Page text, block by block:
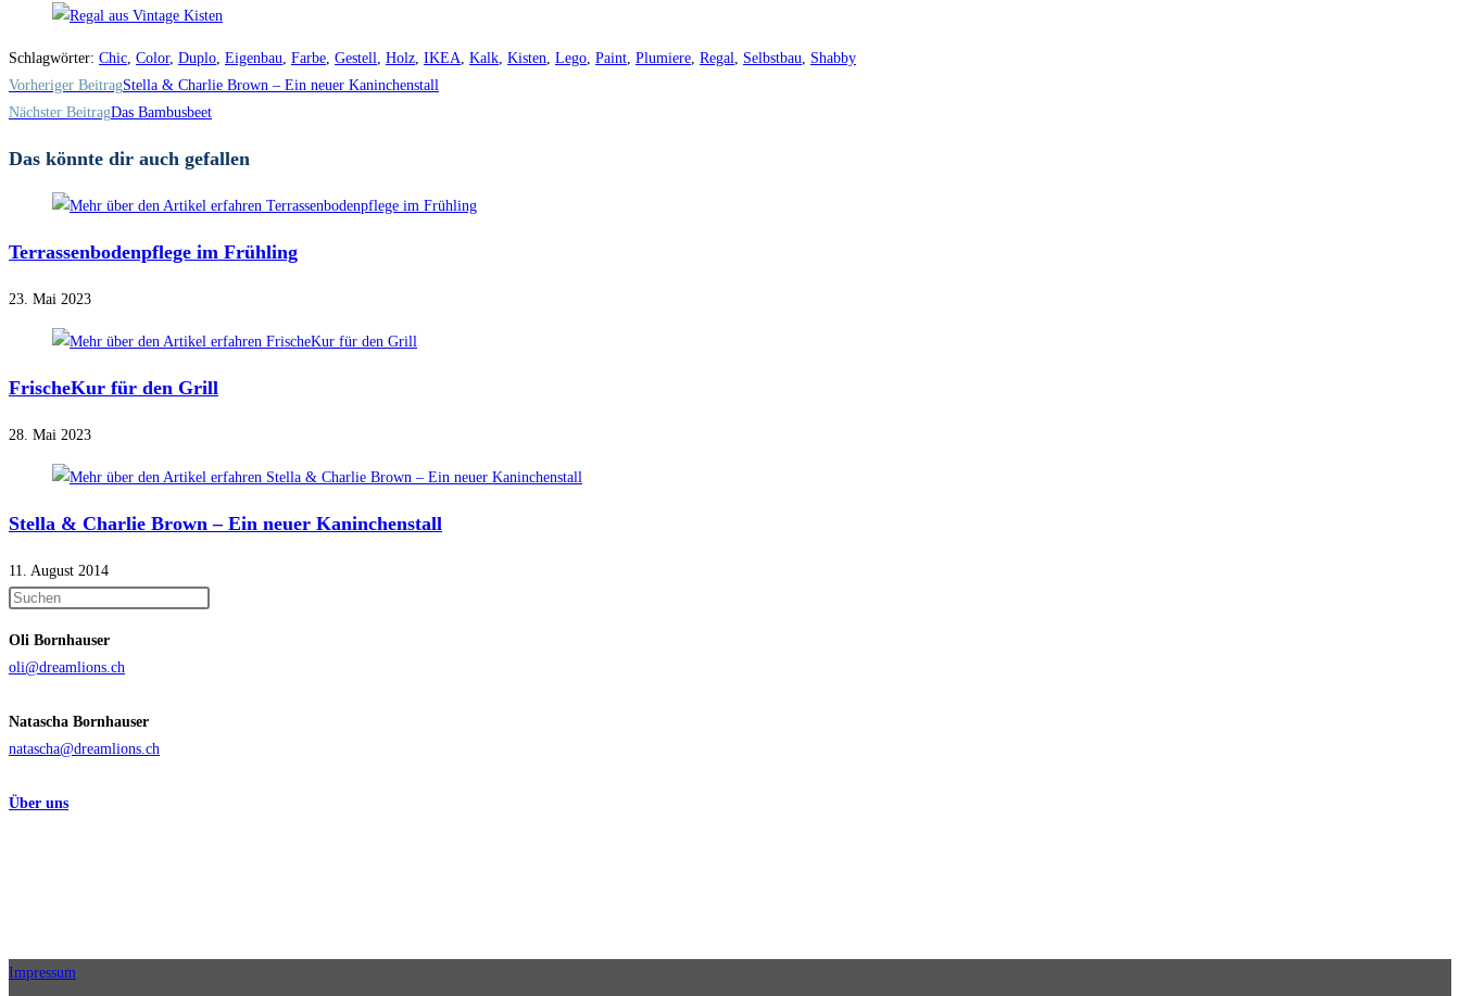
Schlagwörter: Chic, Color, Duplo, Eigenbau, Farbe, Gestell, Holz, IKEA, Kalk, Kisten, Lego, Paint, Plumiere, Regal, Selbstbau, Shabby
Weitere
Artikel
ansehen
Vorheriger BeitragStella & Charlie Brown – Ein neuer Kaninchenstall
Nächster BeitragDas Bambusbeet
Das könnte dir auch gefallen
Terrassenbodenpflege im Frühling
23. Mai 2023
FrischeKur für den Grill
28. Mai 2023
Stella & Charlie Brown – Ein neuer Kaninchenstall
11. August 2014
Oli Bornhauser
oli@dreamlions.ch
Natascha Bornhauser
natascha@dreamlions.ch
Über uns
Impressum